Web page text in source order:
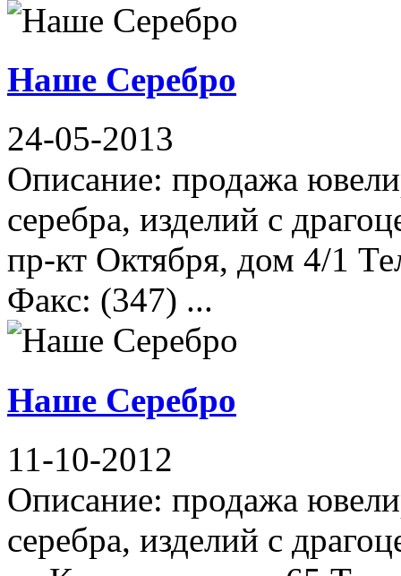
Наше Серебро
24-05-2013
Описание: продажа
серебра, изделий с
пр-кт Октября, дом 4/1
Факс: (347) ...
Наше Серебро
11-10-2012
Описание: продажа
серебра, изделий с